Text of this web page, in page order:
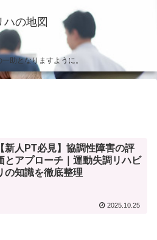
ハの地図
助となりますように。
【新人PT必見】協調性障害の評
とアプローチ｜運動失調リハビ
の知識を徹底整理
2025.10.25